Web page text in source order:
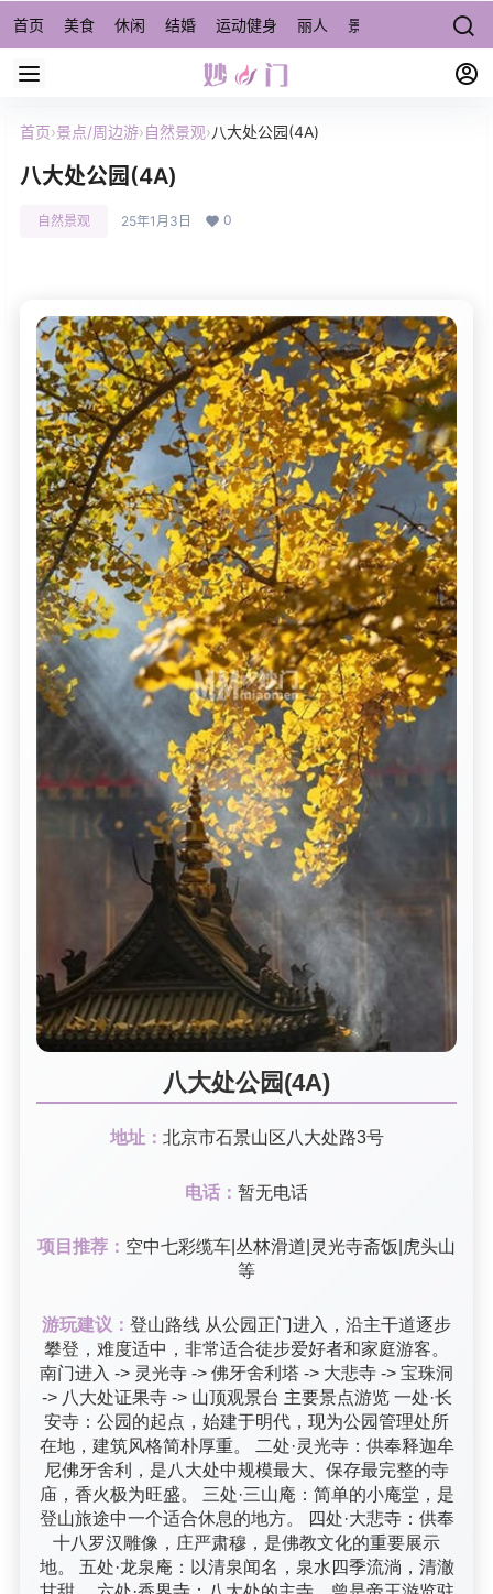
首页 美食 休闲 结婚 运动健身 丽人 景点/周边游 宠物
首页›景点/周边游›自然景观›八大处公园(4A)
八大处公园(4A)
自然景观 25年1月3日 0
八大处公园(4A)
地址： 北京市石景山区八大处路3号
电话： 暂无电话
项目推荐： 空中七彩缆车|丛林滑道|灵光寺斋饭|虎头山
等
游玩建议： 登山路线 从公园正门进入，沿主干道逐步
攀登，难度适中，非常适合徒步爱好者和家庭游客。
南门进入 -> 灵光寺 -> 佛牙舍利塔 -> 大悲寺 -> 宝珠洞
-> 八大处证果寺 -> 山顶观景台 主要景点游览 一处·长
安寺：公园的起点，始建于明代，现为公园管理处所
在地，建筑风格简朴厚重。 二处·灵光寺：供奉释迦牟
尼佛牙舍利，是八大处中规模最大、保存最完整的寺
庙，香火极为旺盛。 三处·三山庵：简单的小庵堂，是
登山旅途中一个适合休息的地方。 四处·大悲寺：供奉
十八罗汉雕像，庄严肃穆，是佛教文化的重要展示
地。 五处·龙泉庵：以清泉闻名，泉水四季流淌，清澈